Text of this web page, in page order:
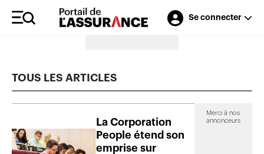
Se connecter
Merci à nos annonceurs
TOUS LES ARTICLES
La Corporation
People étend son
emprise sur
Merci à nos
annonceurs